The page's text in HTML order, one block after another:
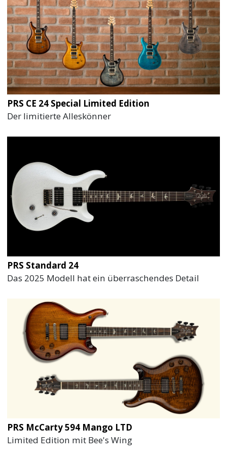
PRS CE 24 Special Limited Edition
Der limitierte Alleskönner
PRS Standard 24
Das 2025 Modell hat ein überraschendes Detail
PRS McCarty 594 Mango LTD
Limited Edition mit Bee's Wing